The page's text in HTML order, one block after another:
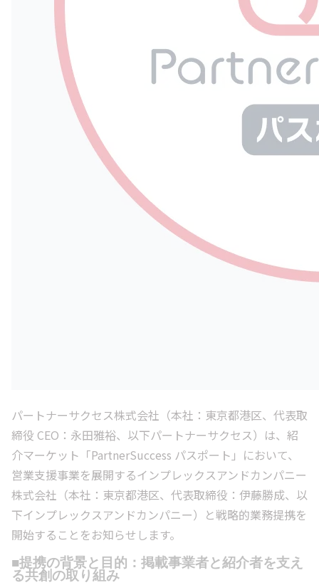
パートナーサクセス株式会社（本社：東京都港区、代表取
締役 CEO：永田雅裕、以下パートナーサクセス）は、紹
介マーケット「PartnerSuccess パスポート」において、
営業支援事業を展開するインプレックスアンドカンパニー
株式会社（本社：東京都港区、代表取締役：伊藤勝成、以
下インプレックスアンドカンパニー）と戦略的業務提携を
開始することをお知らせします。
■提携の背景と目的：掲載事業者と紹介者を支え
る共創の取り組み